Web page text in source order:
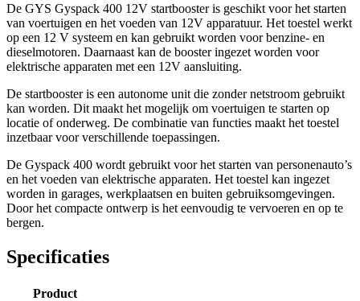
De GYS Gyspack 400 12V startbooster is geschikt voor het starten
van voertuigen en het voeden van 12V apparatuur. Het toestel werkt
op een 12 V systeem en kan gebruikt worden voor benzine- en
dieselmotoren. Daarnaast kan de booster ingezet worden voor
elektrische apparaten met een 12V aansluiting.
De startbooster is een autonome unit die zonder netstroom gebruikt
kan worden. Dit maakt het mogelijk om voertuigen te starten op
locatie of onderweg. De combinatie van functies maakt het toestel
inzetbaar voor verschillende toepassingen.
De Gyspack 400 wordt gebruikt voor het starten van personenauto’s
en het voeden van elektrische apparaten. Het toestel kan ingezet
worden in garages, werkplaatsen en buiten gebruiksomgevingen.
Door het compacte ontwerp is het eenvoudig te vervoeren en op te
bergen.
Specificaties
Product